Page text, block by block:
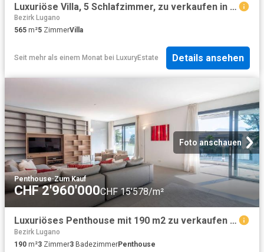
Luxuriöse Villa, 5 Schlafzimmer, zu verkaufen in Via Collina d'Oro, 11, Lugano, Kanton Tessin
Bezirk Lugano
565 m²5 ZimmerVilla
Seit mehr als einem Monat bei LuxuryEstate Details ansehen
Foto anschauen
Penthouse·Zum Kauf
CHF 2'960'000CHF 15'578/m²
Luxuriöses Penthouse mit 190 m2 zu verkaufen Lugano, Tessin
Bezirk Lugano
190 m²3 Zimmer3 BadezimmerPenthouse